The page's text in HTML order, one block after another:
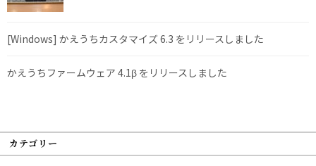
[Windows] かえうちカスタマイズ 6.3 をリリースしました
かえうちファームウェア 4.1β をリリースしました
カテゴリー